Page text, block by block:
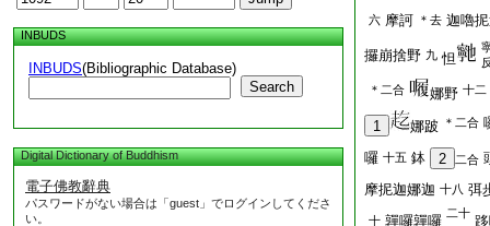
INBUDS
INBUDS(Bibliographic Database)
Search
Digital Dictionary of Buddhism
電子佛教辭典
パスワードがない場合は「guest」でログインしてくださ
い。
六 摩訶 ＊去 迦嚕
攞崩捨野 九 怛
＊二合 娜野 十二
1 娜跛 ＊二合
囉 十五 鉢 2 二合
摩抳迦娜迦 十八 弭
十 嚲囉嚲囉 二十